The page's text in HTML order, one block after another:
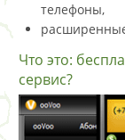
телефоны,
Что это:
сервис?